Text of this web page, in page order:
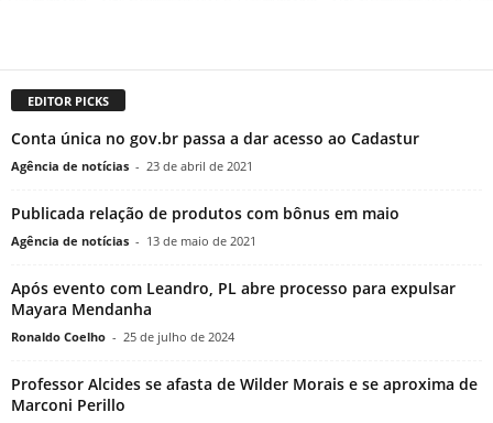
EDITOR PICKS
Conta única no gov.br passa a dar acesso ao Cadastur
Agência de notícias - 23 de abril de 2021
Publicada relação de produtos com bônus em maio
Agência de notícias - 13 de maio de 2021
Após evento com Leandro, PL abre processo para expulsar
Mayara Mendanha
Ronaldo Coelho - 25 de julho de 2024
Professor Alcides se afasta de Wilder Morais e se aproxima de
Marconi Perillo